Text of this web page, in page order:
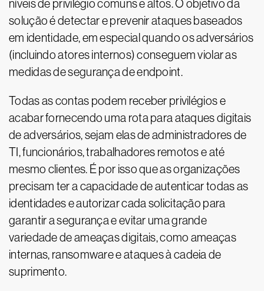
níveis de privilégio comuns e altos. O objetivo da
solução é detectar e prevenir ataques baseados
em identidade, em especial quando os adversários
(incluindo atores internos) conseguem violar as
medidas de segurança de endpoint.
Todas as contas podem receber privilégios e
acabar fornecendo uma rota para ataques digitais
de adversários, sejam elas de administradores de
TI, funcionários, trabalhadores remotos e até
mesmo clientes. É por isso que as organizações
precisam ter a capacidade de autenticar todas as
identidades e autorizar cada solicitação para
garantir a segurança e evitar uma grande
variedade de ameaças digitais, como ameaças
internas, ransomware e ataques à cadeia de
suprimento.